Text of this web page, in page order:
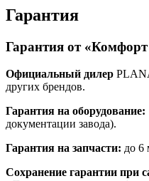
Гарантия
Гарантия от
Официальный дилер
других брендов.
Гарантия на оборудование:
документации завода).
Гарантия на запчасти: до 6
Сохранение гарантии при